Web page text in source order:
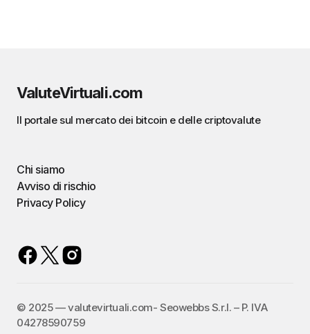
ValuteVirtuali.com
Il portale sul mercato dei bitcoin e delle criptovalute
Chi siamo
Avviso di rischio
Privacy Policy
©️ 2025 — valutevirtuali.com- Seowebbs S.r.l. – P. IVA
04278590759